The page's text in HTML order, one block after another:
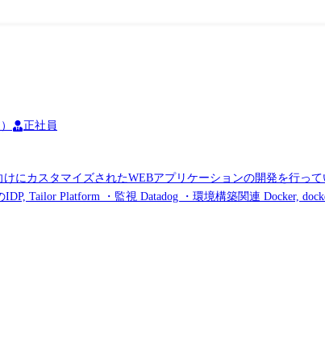
正社員
WEBアプリケーションの開発を行っていただきます。 ●バックエンド:TailorPF上に、